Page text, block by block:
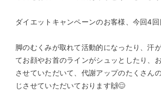
ダイエットキャンペーンのお客様、今回4回
脚のむくみが取れて活動的になったり、汗
てお顔やお首のラインがシュッとしたり、
させていただいて、代謝アップのたくさん
じさせていただいております🙌😌